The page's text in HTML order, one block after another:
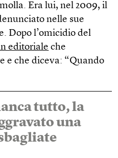
Era lui, nel 2009, il
nelle sue
Dopo l’omicidio del
editoriale che
e che diceva: “Quando
tutto, la
una